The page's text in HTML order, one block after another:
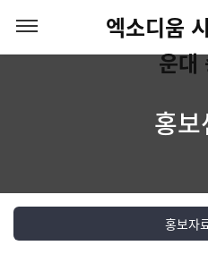
엑소디움
운대
홍보
홍보자